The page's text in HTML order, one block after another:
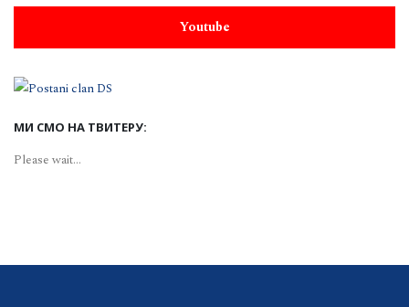
Youtube
МИ СМО НА ТВИТЕРУ:
Please wait...